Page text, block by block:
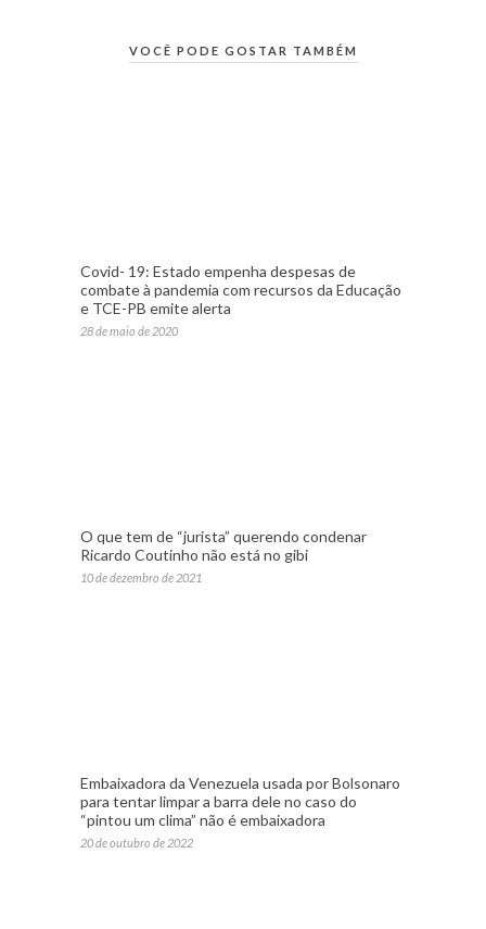
VOCÊ PODE GOSTAR TAMBÉM
Covid- 19: Estado empenha despesas de
combate à pandemia com recursos da Educação
e TCE-PB emite alerta
28 de maio de 2020
O que tem de “jurista” querendo condenar
Ricardo Coutinho não está no gibi
10 de dezembro de 2021
Embaixadora da Venezuela usada por Bolsonaro
para tentar limpar a barra dele no caso do
“pintou um clima” não é embaixadora
20 de outubro de 2022